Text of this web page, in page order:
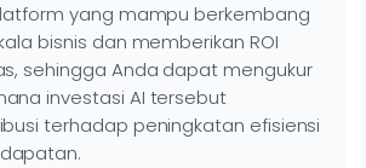
yang mampu berkembang
bisnis dan memberikan ROI
sehingga Anda dapat mengukur
investasi AI tersebut
terhadap peningkatan efisiensi